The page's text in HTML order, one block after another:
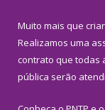
Muito mais que
Realizamos uma
contrato que todas
pública serão